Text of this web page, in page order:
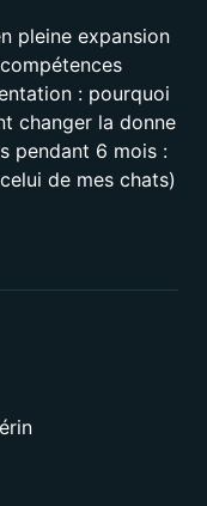
pleine expansion
: pourquoi
changer la donne
pendant 6 mois :
de mes chats)